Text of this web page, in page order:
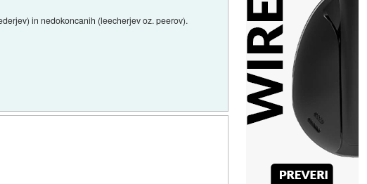
in nedokoncanih (leecherjev oz. peerov).